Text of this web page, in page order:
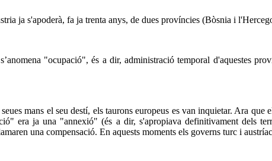
ja s'apoderà, fa ja trenta anys, de dues províncies (Bòsnia i
"ocupació", és a dir, administració temporal d'aquestes
mans el seu destí, els taurons europeus es van inquietar. Ara que
era ja una "annexió" (és a dir, s'apropiava definitivament dels
una compensació. En aquests moments els governs turc i